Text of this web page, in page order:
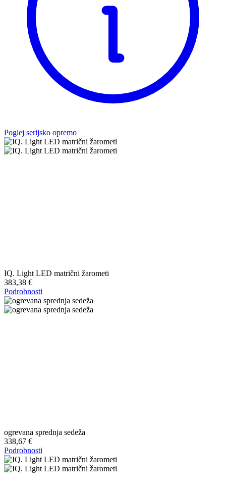
Poglej serijsko opremo
IQ. Light LED matrični žarometi
383,38 €
Podrobnosti
ogrevana sprednja sedeža
338,67 €
Podrobnosti